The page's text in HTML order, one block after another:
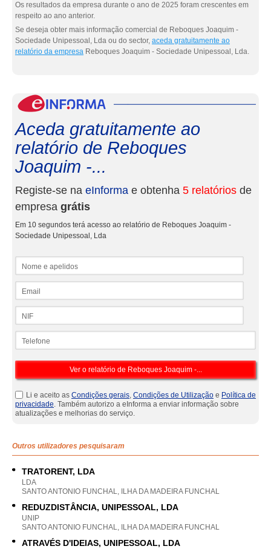
Os resultados da empresa durante o ano de 2025 foram crescentes em
respeito ao ano anterior.
Se deseja obter mais informação comercial de Reboques Joaquim -
Sociedade Unipessoal, Lda ou do sector, aceda gratuitamente ao
relatório da empresa Reboques Joaquim - Sociedade Unipessoal, Lda.
Aceda gratuitamente ao
relatório de Reboques
Joaquim -...
Registe-se na eInforma e obtenha 5 relatórios de
empresa grátis
Em 10 segundos terá acesso ao relatório de Reboques Joaquim -
Sociedade Unipessoal, Lda
Li e aceito as Condições gerais, Condições de Utilização e Política de
privacidade. Também autorizo a eInforma a enviar informação sobre
atualizações e melhorias do serviço.
Outros utilizadores pesquisaram
TRATORENT, LDA
LDA
SANTO ANTONIO FUNCHAL, ILHA DA MADEIRA FUNCHAL
REDUZDISTÂNCIA, UNIPESSOAL, LDA
UNIP
SANTO ANTONIO FUNCHAL, ILHA DA MADEIRA FUNCHAL
ATRAVÉS D'IDEIAS, UNIPESSOAL, LDA